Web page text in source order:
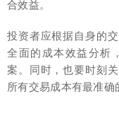
合效益。
投资者应根据自身的
全面的成本效益分析
案。同时，也要时刻
所有交易成本有最准确